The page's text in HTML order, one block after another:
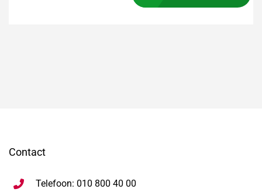
Contact
Telefoon: 010 800 40 00